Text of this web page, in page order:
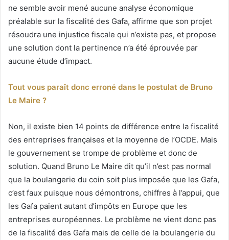
ne semble avoir mené aucune analyse économique
préalable sur la fiscalité des Gafa, affirme que son projet
résoudra une injustice fiscale qui n’existe pas, et propose
une solution dont la pertinence n’a été éprouvée par
aucune étude d’impact.
Tout vous paraît donc erroné dans le postulat de Bruno
Le Maire ?
Non, il existe bien 14 points de différence entre la fiscalité
des entreprises françaises et la moyenne de l’OCDE. Mais
le gouvernement se trompe de problème et donc de
solution. Quand Bruno Le Maire dit qu’il n’est pas normal
que la boulangerie du coin soit plus imposée que les Gafa,
c’est faux puisque nous démontrons, chiffres à l’appui, que
les Gafa paient autant d’impôts en Europe que les
entreprises européennes. Le problème ne vient donc pas
de la fiscalité des Gafa mais de celle de la boulangerie du